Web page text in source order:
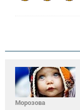
Морозова